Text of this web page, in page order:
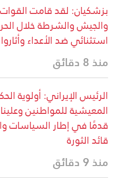
بزشكيان: لقد قامت
والجيش والشرطة خلال
استثنائي ضد الأعداء
منذ 8 دقائق
الرئيس الإيراني:
المعيشية للمواطنين
قدمًا في إطار السياسات
قائد الثورة
منذ 9 دقائق